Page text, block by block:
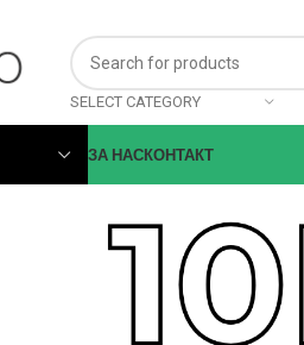
SELECT CATEGORY
ЗА НАСКОНТАКТ